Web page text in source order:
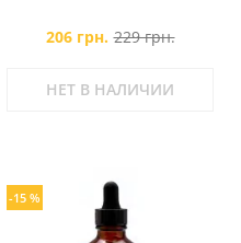
206 грн. 229 грн.
НЕТ В НАЛИЧИИ
-15 %